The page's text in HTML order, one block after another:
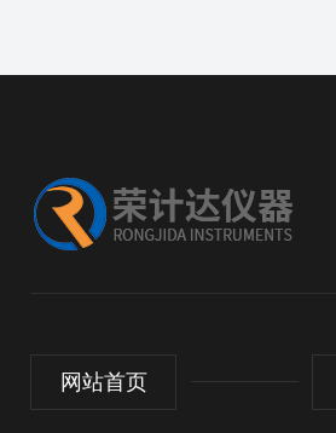
网站首页